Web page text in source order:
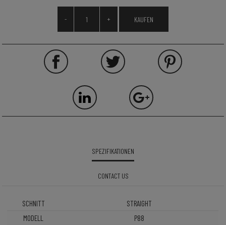
- +
SPEZIFIKATIONEN
CONTACT US
SCHNITT
STRAIGHT
MODELL
P88